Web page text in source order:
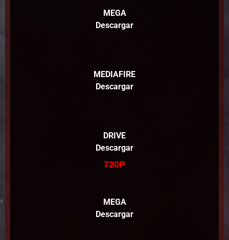
MEGA
Descargar
MEDIAFIRE
Descargar
DRIVE
Descargar
720P
MEGA
Descargar